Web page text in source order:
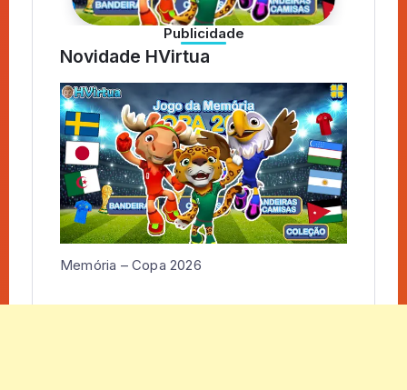
Publicidade
Novidade HVirtua
Memória – Copa 2026